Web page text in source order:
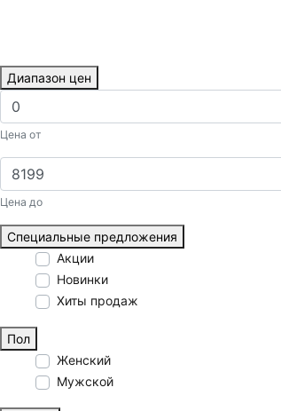
Диапазон цен
Цена от
Цена до
Специальные предложения
Акции
Новинки
Хиты продаж
Пол
Женский
Мужской